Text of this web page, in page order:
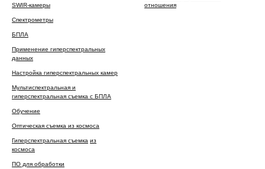
SWIR-камеры
Спектрометры
БПЛА
Применение гиперспектральных
данных
Настройка гиперспектральных камер
Мультиспектральная и
гиперспектральная съемка с БПЛА
Обучение
Оптическая съемка из космоса
Гиперспектральная съемка из
космоса
ПО для обработки
отношения